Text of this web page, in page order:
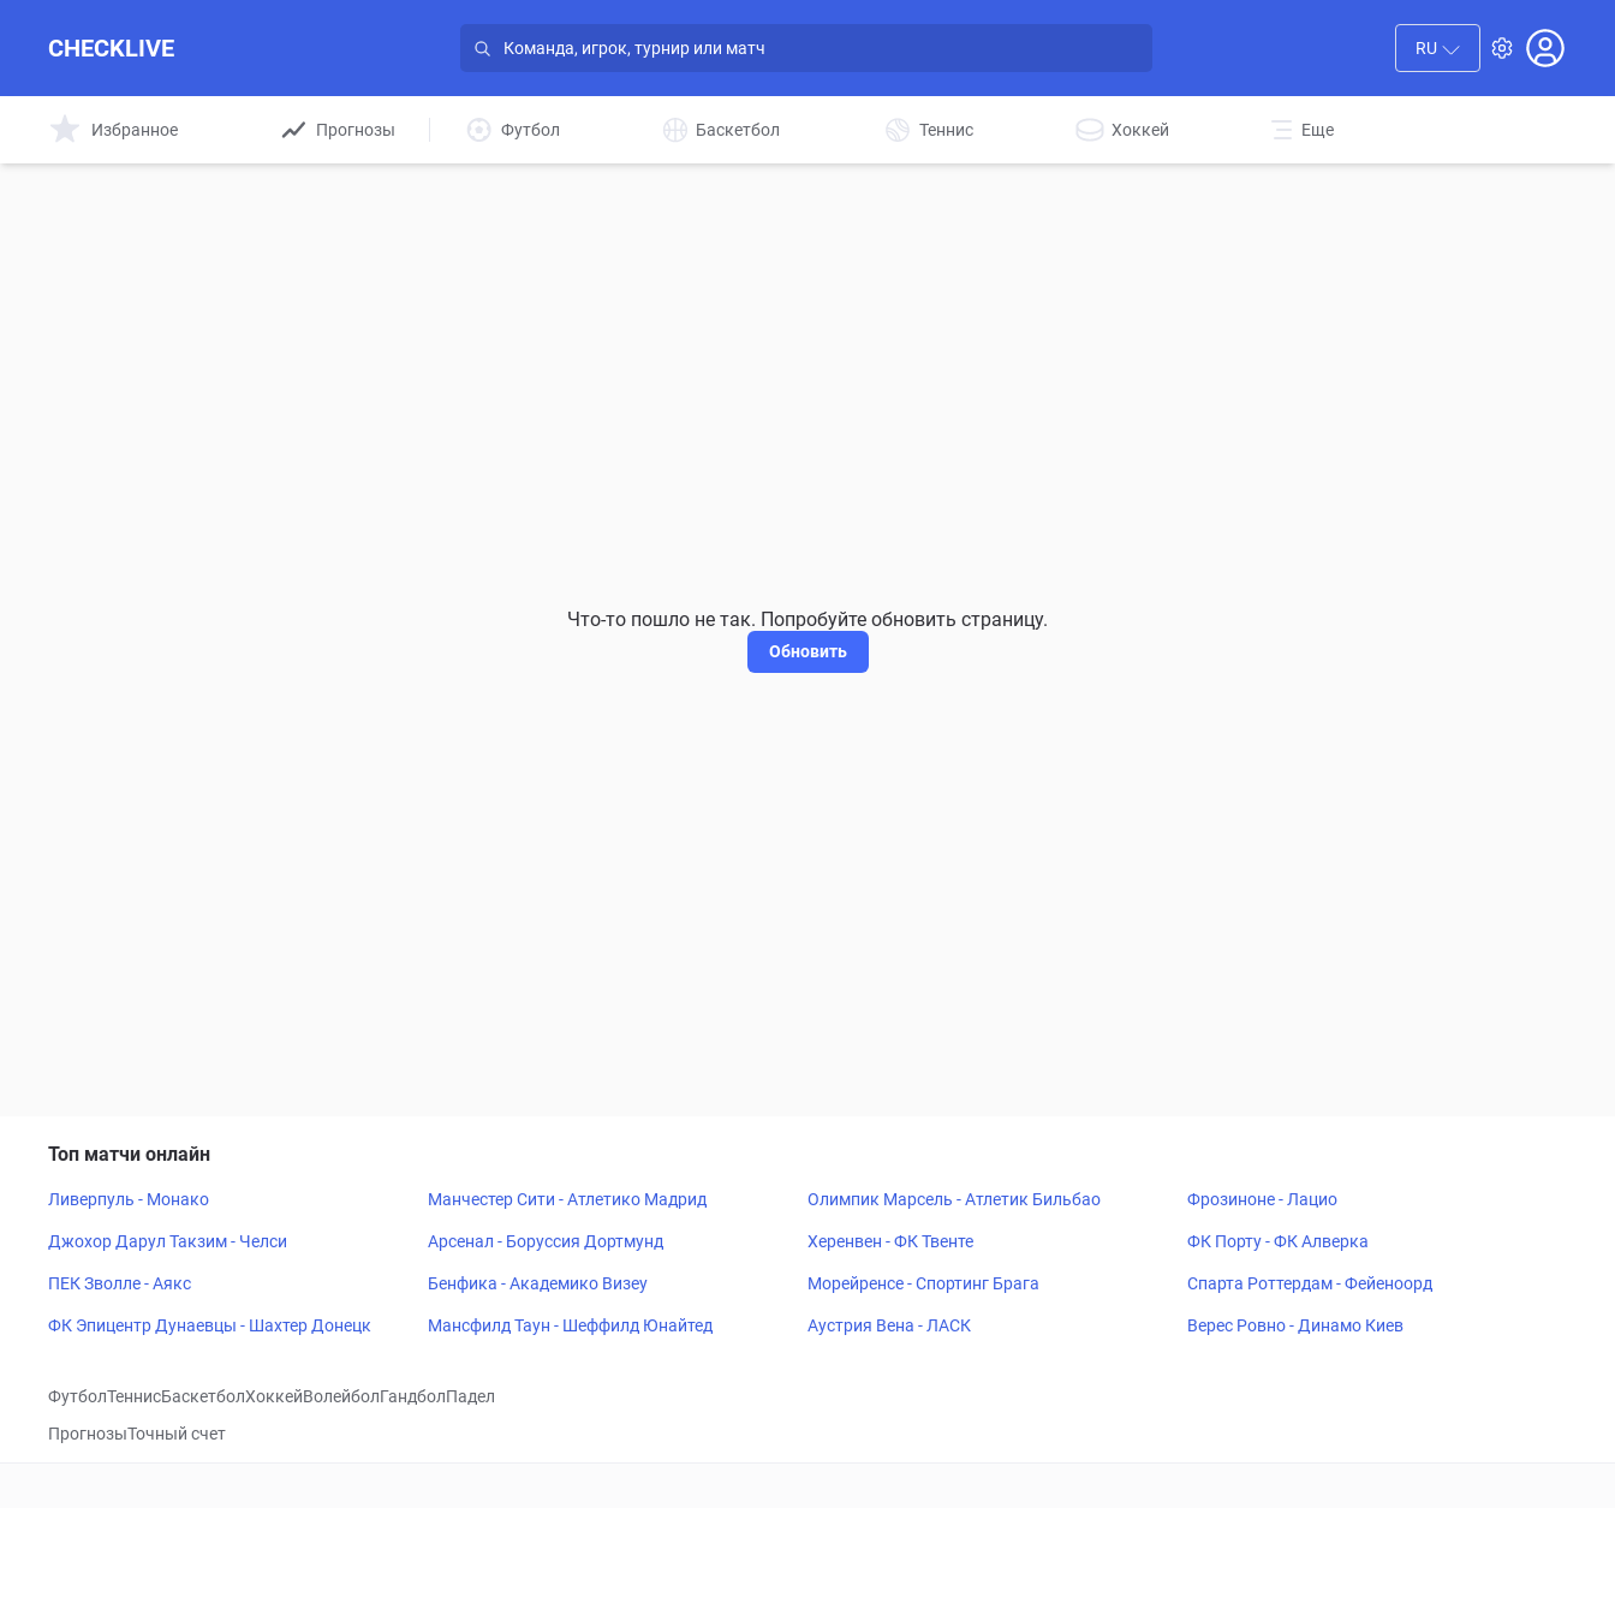
CHECKLIVE RU
Избранное Прогнозы Футбол Баскетбол Теннис Хоккей Еще
Что-то пошло не так. Попробуйте обновить страницу.
Обновить
Топ матчи онлайн
Ливерпуль - Монако Манчестер Сити - Атлетико Мадрид Олимпик Марсель - Атлетик Бильбао Фрозиноне - Лацио
Джохор Дарул Такзим - Челси Арсенал - Боруссия Дортмунд Херенвен - ФК Твенте ФК Порту - ФК Алверка
ПЕК Зволле - Аякс Бенфика - Академико Визеу Морейренсе - Спортинг Брага Спарта Роттердам - Фейеноорд
ФК Эпицентр Дунаевцы - Шахтер Донецк Мансфилд Таун - Шеффилд Юнайтед Аустрия Вена - ЛАСК Верес Ровно - Динамо Киев
ФутболТеннисБаскетболХоккейВолейболГандболПадел
ПрогнозыТочный счет